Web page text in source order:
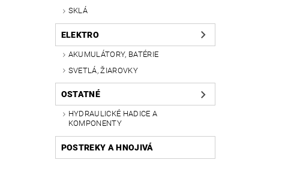
SKLÁ
ELEKTRO
AKUMULÁTORY, BATÉRIE
SVETLÁ, ŽIAROVKY
OSTATNÉ
HYDRAULICKÉ HADICE A
KOMPONENTY
POSTREKY A HNOJIVÁ